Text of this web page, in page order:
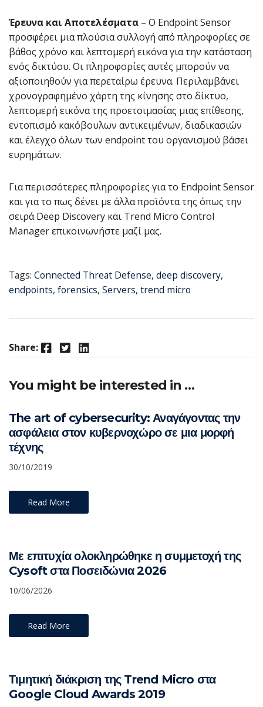
Έρευνα και Αποτελέσματα – Ο Endpoint Sensor
προσφέρει μια πλούσια συλλογή από πληροφορίες σε
βάθος χρόνο και λεπτομερή εικόνα για την κατάσταση
ενός δικτύου. Οι πληροφορίες αυτές μπορούν να
αξιοποιηθούν για περεταίρω έρευνα. Περιλαμβάνει
χρονογραφημένο χάρτη της κίνησης στο δίκτυο,
λεπτομερή εικόνα της προετοιμασίας μιας επίθεσης,
εντοπισμό κακόβουλων αντικειμένων, διαδικασιών
και έλεγχο όλων των endpoint του οργανισμού βάσει
ευρημάτων.
Για περισσότερες πληροφορίες για το Endpoint Sensor
και για το πως δένει με άλλα προϊόντα της όπως την
σειρά Deep Discovery και Trend Micro Control
Manager επικοινωνήστε μαζί μας.
Tags: Connected Threat Defense, deep discovery,
endpoints, forensics, Servers, trend micro
Share: Facebook Twitter LinkedIn
You might be interested in …
The art of cybersecurity: Αναγάγοντας την
ασφάλεια στον κυβερνοχώρο σε μια μορφή
τέχνης
30/10/2019
Read More
Με επιτυχία ολοκληρώθηκε η συμμετοχή της
Cysoft στα Ποσειδώνια 2026
10/06/2026
Read More
Τιμητική διάκριση της Trend Micro στα
Google Cloud Awards 2019